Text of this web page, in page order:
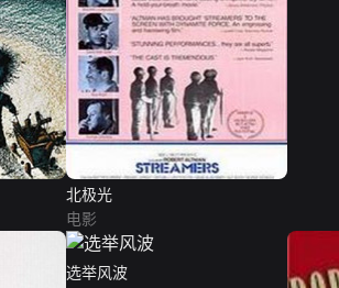
北极光
电影
选举风波